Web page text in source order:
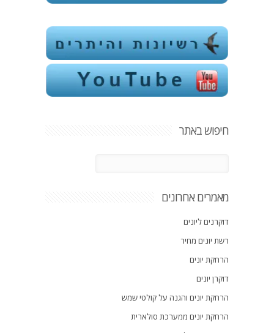
חיפוש באתר
מאמרים אחרונים
דוקרנים ליונים
רשת יונים מחיר
הרחקת יונים
דוקרן יונים
הרחקת יונים והגנה על קולטי שמש
הרחקת יונים ממערכת סולארית